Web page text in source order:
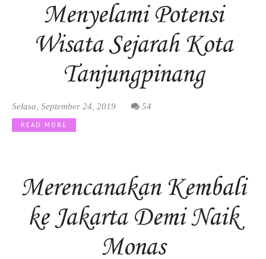
Menyelami Potensi
Wisata Sejarah Kota
Tanjungpinang
Selasa, September 24, 2019 54
READ MORE
Merencanakan Kembali
ke Jakarta Demi Naik
Monas